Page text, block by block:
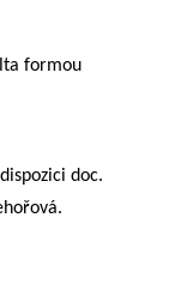
formou
doc.